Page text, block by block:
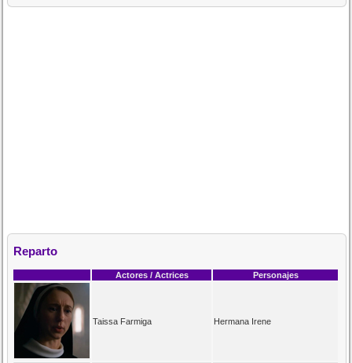
Reparto
Actores / Actrices Personajes
Taissa Farmiga Hermana Irene